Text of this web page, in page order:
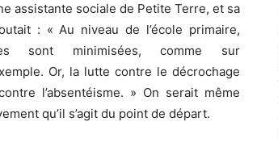
assistante sociale de Petite Terre, et sa
: « Au niveau de l’école primaire,
sont minimisées, comme sur
Or, la lutte contre le décrochage
l’absentéisme. » On serait même
qu’il s’agit du point de départ.